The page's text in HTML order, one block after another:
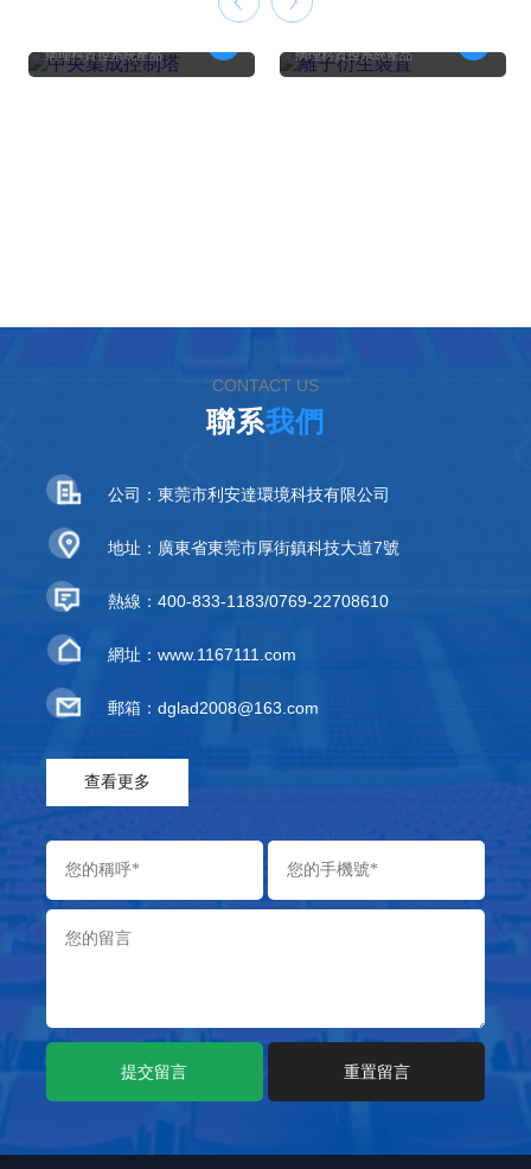
病理科質控系統產品 病理科質控系統產品
CONTACT US
聯系我們
公司：東莞市利安達環境科技有限公司
地址：廣東省東莞市厚街鎮科技大道7號
熱線：400-833-1183/0769-22708610
網址：www.1167111.com
郵箱：dglad2008@163.com
查看更多